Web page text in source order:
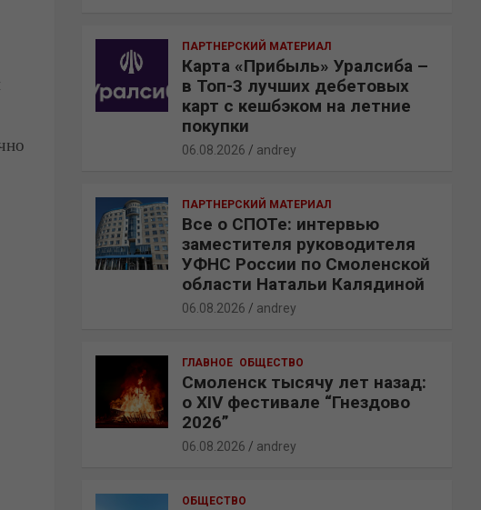
ПАРТНЕРСКИЙ МАТЕРИАЛ
Карта «Прибыль» Уралсиба –
в Топ-3 лучших дебетовых
карт с кешбэком на летние
покупки
06.08.2026 andrey
ПАРТНЕРСКИЙ МАТЕРИАЛ
Все о СПОТе: интервью
заместителя руководителя
УФНС России по Смоленской
области Натальи Калядиной
06.08.2026 andrey
ГЛАВНОЕ ОБЩЕСТВО
Смоленск тысячу лет назад:
о XIV фестивале “Гнездово
2026”
06.08.2026 andrey
ОБЩЕСТВО